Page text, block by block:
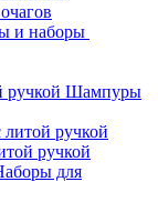
и наборы
Шампуры
ручкой
для